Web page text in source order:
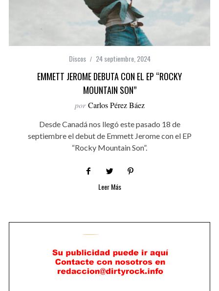
Discos 24 septiembre, 2024
EMMETT JEROME DEBUTA CON EL EP “ROCKY
MOUNTAIN SON”
por Carlos Pérez Báez
Desde Canadá nos llegó este pasado 18 de
septiembre el debut de Emmett Jerome con el EP
“Rocky Mountain Son”.
Leer Más